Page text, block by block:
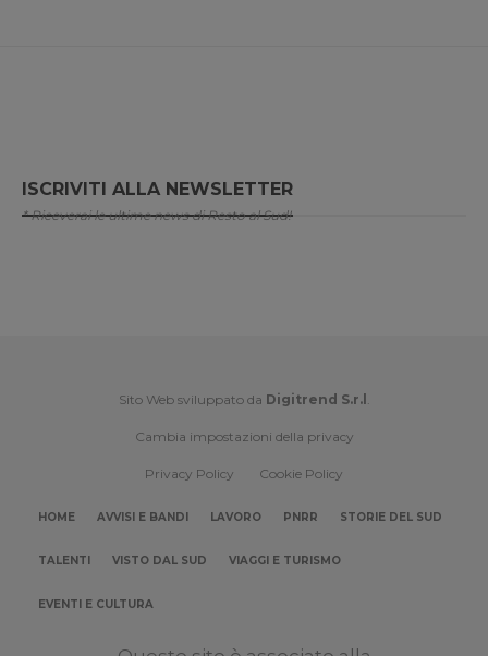
ISCRIVITI ALLA NEWSLETTER
* Riceverai le ultime news di Resto al Sud!
Sito Web sviluppato da Digitrend S.r.l .
Cambia impostazioni della privacy
Privacy Policy Cookie Policy
HOME AVVISI E BANDI LAVORO PNRR STORIE DEL SUD
TALENTI VISTO DAL SUD VIAGGI E TURISMO
EVENTI E CULTURA